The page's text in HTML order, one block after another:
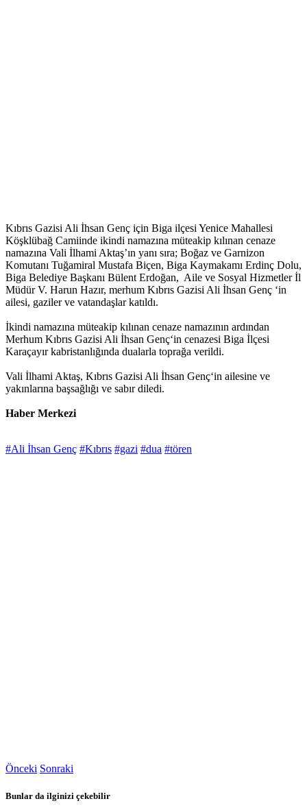
Kıbrıs Gazisi Ali İhsan Genç için Biga ilçesi Yenice Mahallesi
Köşklübağ Camiinde ikindi namazına müteakip kılınan cenaze
namazına Vali İlhami Aktaş’ın yanı sıra; Boğaz ve Garnizon
Komutanı Tuğamiral Mustafa Biçen, Biga Kaymakamı Erdinç Dolu,
Biga Belediye Başkanı Bülent Erdoğan, Aile ve Sosyal Hizmetler İl
Müdür V. Harun Hazır, merhum Kıbrıs Gazisi Ali İhsan Genç ‘in
ailesi, gaziler ve vatandaşlar katıldı.
İkindi namazına müteakip kılınan cenaze namazının ardından
Merhum Kıbrıs Gazisi Ali İhsan Genç‘in cenazesi Biga İlçesi
Karaçayır kabristanlığında dualarla toprağa verildi.
Vali İlhami Aktaş, Kıbrıs Gazisi Ali İhsan Genç‘in ailesine ve
yakınlarına başsağlığı ve sabır diledi.
Haber Merkezi
#Ali İhsan Genç #Kıbrıs #gazi #dua #tören
Önceki Sonraki
Bunlar da ilginizi çekebilir